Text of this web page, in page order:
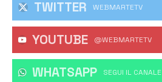
TWITTER WEBMARTETV
YOUTUBE @WEBMARTETV
WHATSAPP ‎SEGUI IL CANALE